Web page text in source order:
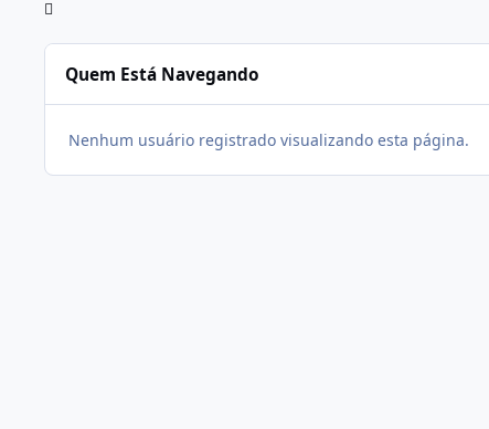
Quem Está Navegando
Nenhum usuário registrado visualizando esta página.